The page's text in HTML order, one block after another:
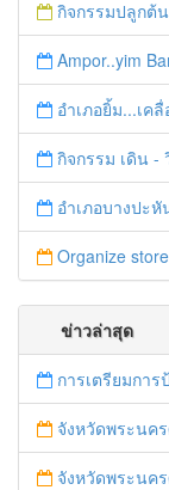
กิจกรรมปลูกต้นลาน ตามโครงการ "ส่งเสริมภู
Ampor..yim
อำเภอยิ้ม...เค
กิจกรรม เดิน -
อำเภอบางปะหั
Organize stores to prevent road accidents. And add
ข่าวล่าสุด
การเตรียมการ
จังหวัดพระนครศรีอยุธยา บูรณาการหน่วยงานที่เกี่ยวข้อง ลงพื้นที่จัดระเ
จังหวัดพระนครศรีอยุธยา ปล่อยแถวตำรวจ ทหาร ฝ่ายป